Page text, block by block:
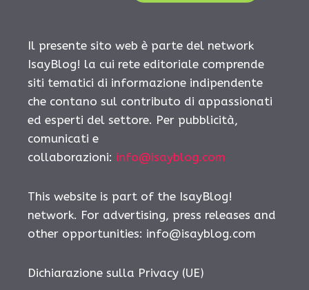
Il presente sito web è parte del network
IsayBlog! la cui rete editoriale comprende
siti tematici di informazione indipendente
che contano sul contributo di appassionati
ed esperti del settore. Per pubblicità,
comunicati e
collaborazioni: info@isayblog.com
This website is part of the IsayBlog!
network. For advertising, press releases and
other opportunities: info@isayblog.com
Dichiarazione sulla Privacy (UE)